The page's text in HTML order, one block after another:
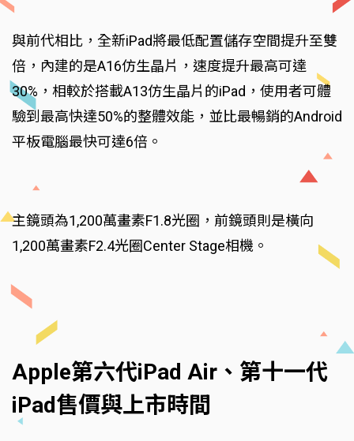
與前代相比，全新iPad將最低配置儲存空間提升至雙
倍，內建的是A16仿生晶片，速度提升最高可達
30%，相較於搭載A13仿生晶片的iPad，使用者可體
驗到最高快達50%的整體效能，並比最暢銷的Android
平板電腦最快可達6倍。
主鏡頭為1,200萬畫素F1.8光圈，前鏡頭則是橫向
1,200萬畫素F2.4光圈Center Stage相機。
Apple第六代iPad Air、第十一代
iPad售價與上市時間